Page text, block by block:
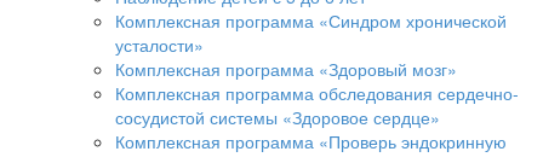
Комплексная программа «Синдром хронической
усталости»
Комплексная программа «Здоровый мозг»
Комплексная программа обследования сердечно-
сосудистой системы «Здоровое сердце»
Комплексная программа «Проверь эндокринную